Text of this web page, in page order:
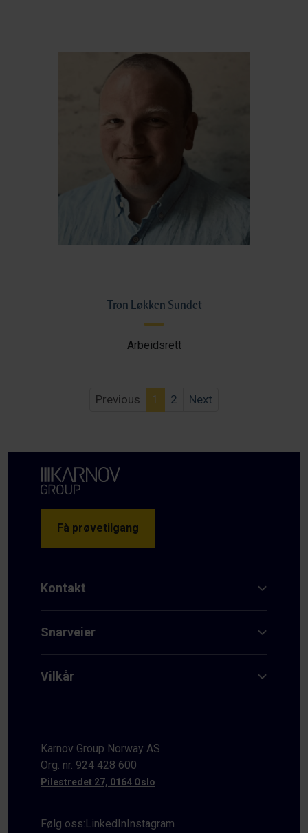
Tron Løkken Sundet
Arbeidsrett
Previous 1 2 Next
Få prøvetilgang
Kontakt
Snarveier
Vilkår
Karnov Group Norway AS
Org. nr. 924 428 600
Pilestredet 27, 0164 Oslo
Følg oss:LinkedInInstagram